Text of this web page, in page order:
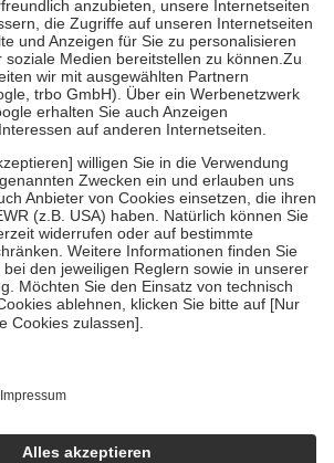
trägt einen Teil davon als Zuzahlung
Zuzahlungen in Höhe von zehn
mindestensjedochfünf Euro
Es sind jedoch nie mehr als die
Leistung zu entrichten.
Krankenpflege beträgt die
der Kosten sowie zehn Euro je
Versicherten für ihre eigene Gesundheit
Stellung der Familie zu unterstützen,
an bei:
bis zum vollendeten 18. Lebensjahr